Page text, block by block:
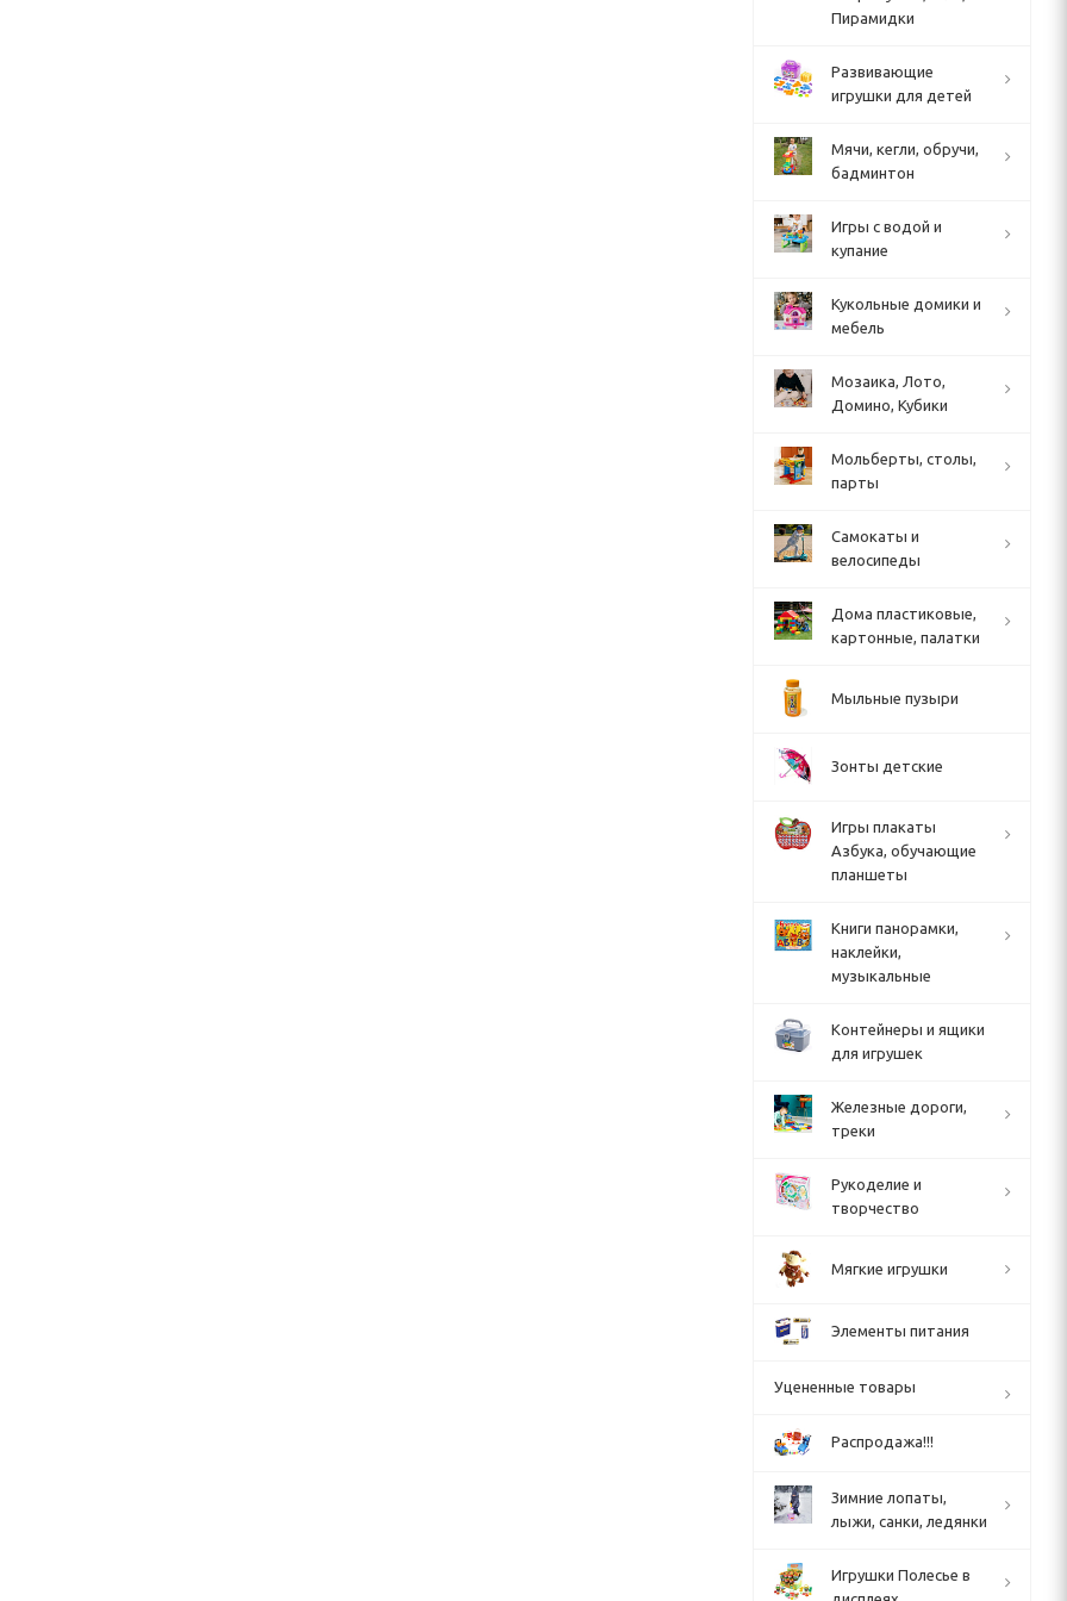
Пирамидки
Развивающие
игрушки для детей
Мячи, кегли, обручи,
бадминтон
Игры с водой и
купание
Кукольные домики и
мебель
Мозаика, Лото,
Домино, Кубики
Мольберты, столы,
парты
Cамокаты и
велосипеды
Дома пластиковые,
картонные, палатки
Мыльные пузыри
Зонты детские
Игры плакаты
Азбука, обучающие
планшеты
Книги панорамки,
наклейки,
музыкальные
Контейнеры и ящики
для игрушек
Железные дороги,
треки
Рукоделие и
творчество
Мягкие игрушки
Элементы питания
Уцененные товары
Распродажа!!!
Зимние лопаты,
лыжи, санки, ледянки
Игрушки Полесье в